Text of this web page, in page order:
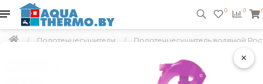
×
0 0
Полотенцесушители Полотенцесушитель водяной